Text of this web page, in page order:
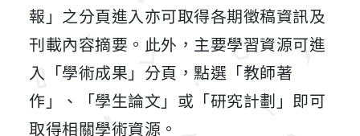
報」之分頁進入亦可取得各期徵稿資訊及
刊載內容摘要。此外，主要學習資源可進
入「學術成果」分頁，點選「教師著
作」、「學生論文」或「研究計劃」即可
取得相關學術資源。